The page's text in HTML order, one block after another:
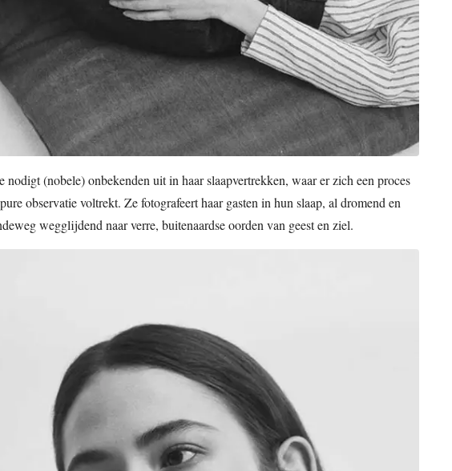
nodigt (nobele) onbekenden uit in haar slaapvertrekken, waar er zich een proces
observatie voltrekt. Ze fotografeert haar gasten in hun slaap, al dromend en
wegglijdend naar verre, buitenaardse oorden van geest en ziel.